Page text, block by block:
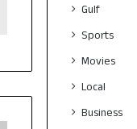
Gulf
Sports
Movies
Local
Business